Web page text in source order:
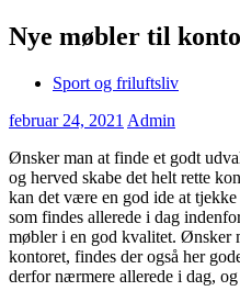
Nye møbler til
Sport og friluftsliv
februar 24, 2021 Admin
Ønsker man at finde et godt
og herved skabe det helt rette
kan det være en god ide at
som findes allerede i dag
møbler i en god kvalitet. Ønsker
kontoret, findes der også her
derfor nærmere allerede i dag,